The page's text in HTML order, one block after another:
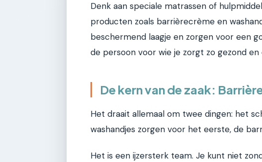
Denk aan speciale matrassen of
producten zoals barrièrecrème en
beschermend laagje en zorgen voor een
de persoon voor wie je zorgt zo gezond
De kern van de zaak:
Het draait allemaal om twee dingen: het
washandjes zorgen voor het eerste, de
Het is een ijzersterk team. Je kunt niet